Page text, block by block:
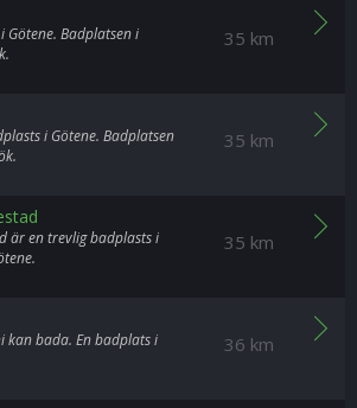
35 km
Götene. Badplatsen i
35 km
i Götene. Badplatsen
35 km
är en trevlig badplasts i
36 km
kan bada. En badplats i